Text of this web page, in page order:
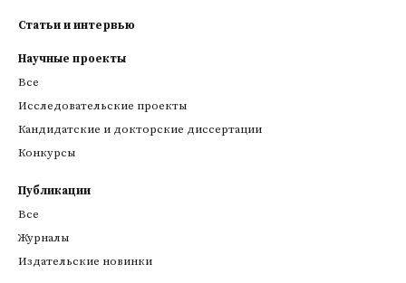
Статьи и интервью
Научные проекты
Все
Исследовательские проекты
Кандидатские и докторские диссертации
Конкурсы
Публикации
Все
Журналы
Издательские новинки